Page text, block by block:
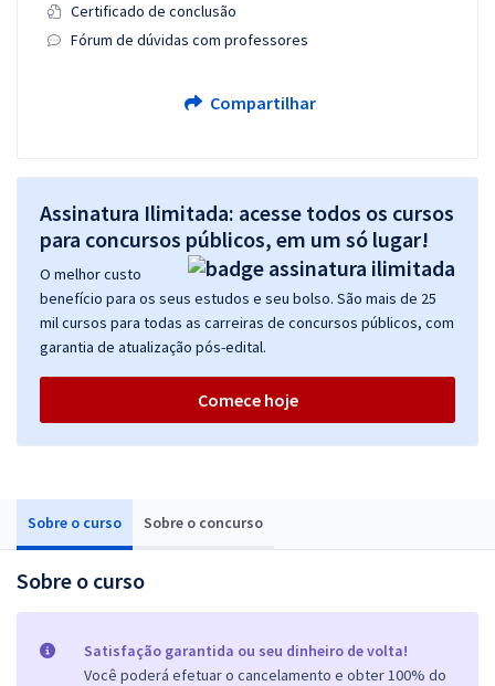
Sobre o curso Sobre o concurso
Sobre o curso
Satisfação garantida ou seu dinheiro de volta!
Você poderá efetuar o cancelamento e obter 100% do
Certificado de conclusão
Fórum de dúvidas com professores
Compartilhar
Assinatura Ilimitada: acesse todos os cursos
para concursos públicos, em um só lugar!
O melhor custo
benefício para os seus estudos e seu bolso. São mais de 25
mil cursos para todas as carreiras de concursos públicos, com
garantia de atualização pós-edital.
Comece hoje